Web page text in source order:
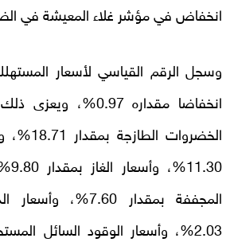
انخفاض في مؤشر غلاء المعيشة في
وسجل الرقم القياسي لأسعار
انخفاضا مقداره
الخضروات
المجففة بمقدار
2.03%، وأسعار الوقود السائل